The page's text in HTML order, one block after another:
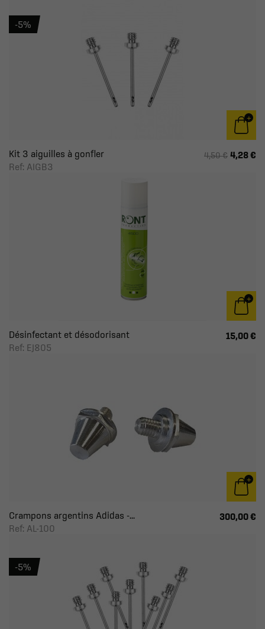
Kit 3 aiguilles à gonfler
Ref: AIGB3
4,50 € 4,28 €
-5%
Désinfectant et désodorisant
Ref: EJ805
15,00 €
Crampons argentins Adidas -...
Ref: AL-100
300,00 €
-5%